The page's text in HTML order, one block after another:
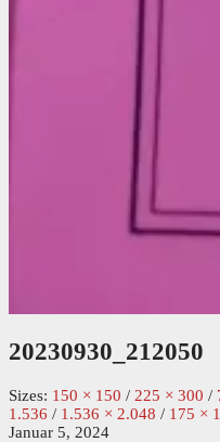
20230930_212050
Sizes: 150 × 150 / 225 × 300 /
1.536 / 1.536 × 2.048 / 175 ×
Januar 5, 2024